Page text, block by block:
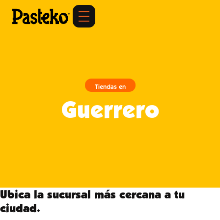
Tiendas en
Guerrero
Ubica la sucursal más cercana a tu
ciudad.